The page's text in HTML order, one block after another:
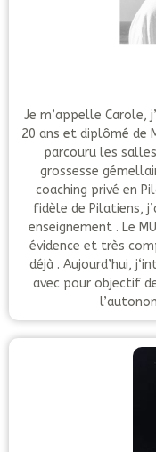
Je m’appelle Carole,
20 ans et diplômé de
parcouru les
grossesse
coaching privé en
fidèle de Pilatiens,
enseignement . Le
évidence et très
déjà . Aujourd’hui,
avec pour objectif